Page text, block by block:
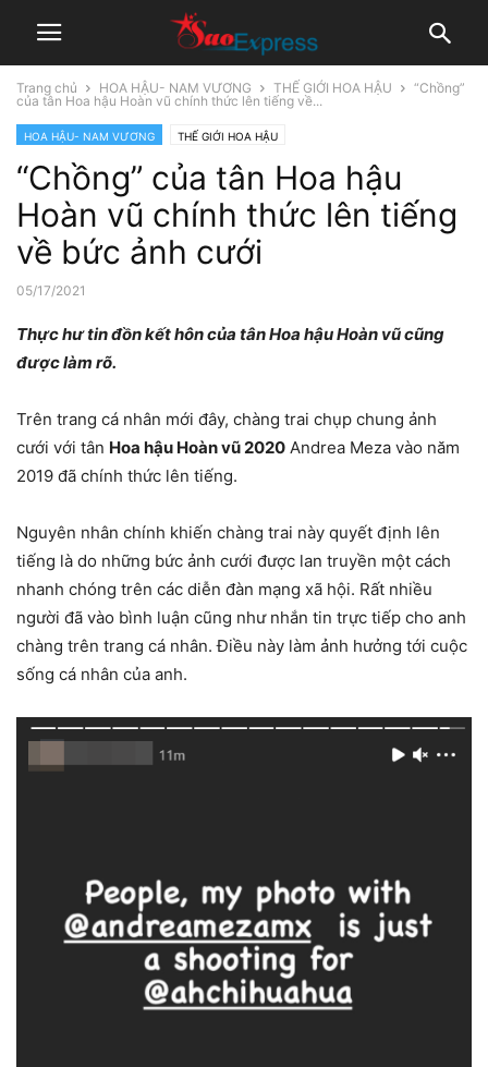
Trang chủ HOA HẬU- NAM VƯƠNG THẾ GIỚI HOA HẬU
“Chồng”
của tân Hoa hậu Hoàn vũ chính thức lên tiếng về...
HOA HẬU- NAM VƯƠNG THẾ GIỚI HOA HẬU
“Chồng” của tân Hoa hậu
Hoàn vũ chính thức lên tiếng
về bức ảnh cưới
05/17/2021
Thực hư tin đồn kết hôn của tân Hoa hậu Hoàn vũ cũng
được làm rõ.
Trên trang cá nhân mới đây, chàng trai chụp chung ảnh
cưới với tân Hoa hậu Hoàn vũ 2020 Andrea Meza vào năm
2019 đã chính thức lên tiếng.
Nguyên nhân chính khiến chàng trai này quyết định lên
tiếng là do những bức ảnh cưới được lan truyền một cách
nhanh chóng trên các diễn đàn mạng xã hội. Rất nhiều
người đã vào bình luận cũng như nhắn tin trực tiếp cho anh
chàng trên trang cá nhân. Điều này làm ảnh hưởng tới cuộc
sống cá nhân của anh.